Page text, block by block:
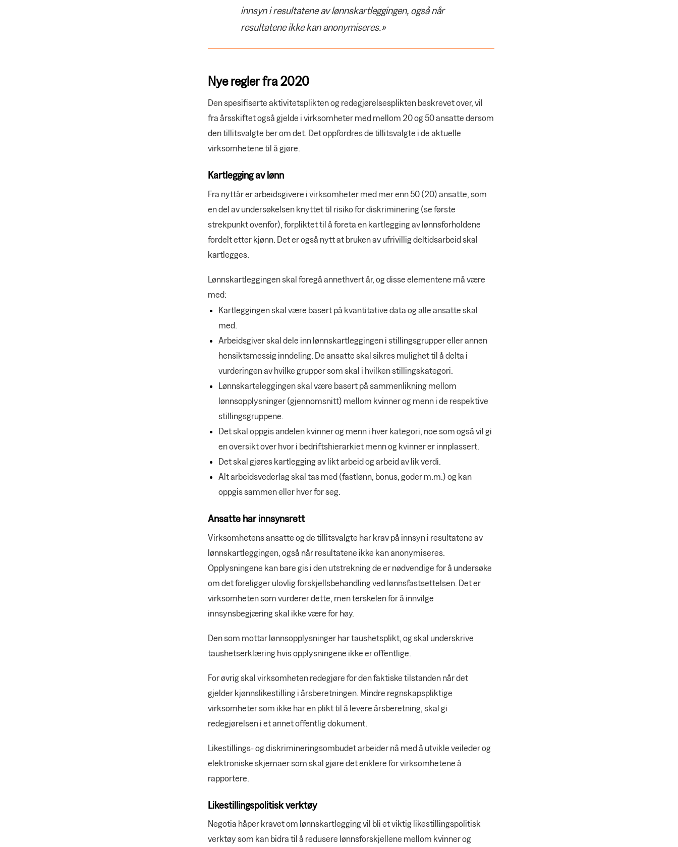
innsyn i resultatene av lønnskartleggingen, også når
resultatene ikke kan anonymiseres.»
Nye regler fra 2020
Den spesifiserte aktivitetsplikten og redegjørelsesplikten beskrevet over, vil
fra årsskiftet også gjelde i virksomheter med mellom 20 og 50 ansatte dersom
den tillitsvalgte ber om det. Det oppfordres de tillitsvalgte i de aktuelle
virksomhetene til å gjøre.
Kartlegging av lønn
Fra nyttår er arbeidsgivere i virksomheter med mer enn 50 (20) ansatte, som
en del av undersøkelsen knyttet til risiko for diskriminering (se første
strekpunkt ovenfor), forpliktet til å foreta en kartlegging av lønnsforholdene
fordelt etter kjønn. Det er også nytt at bruken av ufrivillig deltidsarbeid skal
kartlegges.
Lønnskartleggingen skal foregå annethvert år, og disse elementene må være
med:
Kartleggingen skal være basert på kvantitative data og alle ansatte skal
med.
Arbeidsgiver skal dele inn lønnskartleggingen i stillingsgrupper eller annen
hensiktsmessig inndeling. De ansatte skal sikres mulighet til å delta i
vurderingen av hvilke grupper som skal i hvilken stillingskategori.
Lønnskarteleggingen skal være basert på sammenlikning mellom
lønnsopplysninger (gjennomsnitt) mellom kvinner og menn i de respektive
stillingsgruppene.
Det skal oppgis andelen kvinner og menn i hver kategori, noe som også vil gi
en oversikt over hvor i bedriftshierarkiet menn og kvinner er innplassert.
Det skal gjøres kartlegging av likt arbeid og arbeid av lik verdi.
Alt arbeidsvederlag skal tas med (fastlønn, bonus, goder m.m.) og kan
oppgis sammen eller hver for seg.
Ansatte har innsynsrett
Virksomhetens ansatte og de tillitsvalgte har krav på innsyn i resultatene av
lønnskartleggingen, også når resultatene ikke kan anonymiseres.
Opplysningene kan bare gis i den utstrekning de er nødvendige for å undersøke
om det foreligger ulovlig forskjellsbehandling ved lønnsfastsettelsen. Det er
virksomheten som vurderer dette, men terskelen for å innvilge
innsynsbegjæring skal ikke være for høy.
Den som mottar lønnsopplysninger har taushetsplikt, og skal underskrive
taushetserklæring hvis opplysningene ikke er offentlige.
For øvrig skal virksomheten redegjøre for den faktiske tilstanden når det
gjelder kjønnslikestilling i årsberetningen. Mindre regnskapspliktige
virksomheter som ikke har en plikt til å levere årsberetning, skal gi
redegjørelsen i et annet offentlig dokument.
Likestillings- og diskrimineringsombudet arbeider nå med å utvikle veileder og
elektroniske skjemaer som skal gjøre det enklere for virksomhetene å
rapportere.
Likestillingspolitisk verktøy
Negotia håper kravet om lønnskartlegging vil bli et viktig likestillingspolitisk
verktøy som kan bidra til å redusere lønnsforskjellene mellom kvinner og